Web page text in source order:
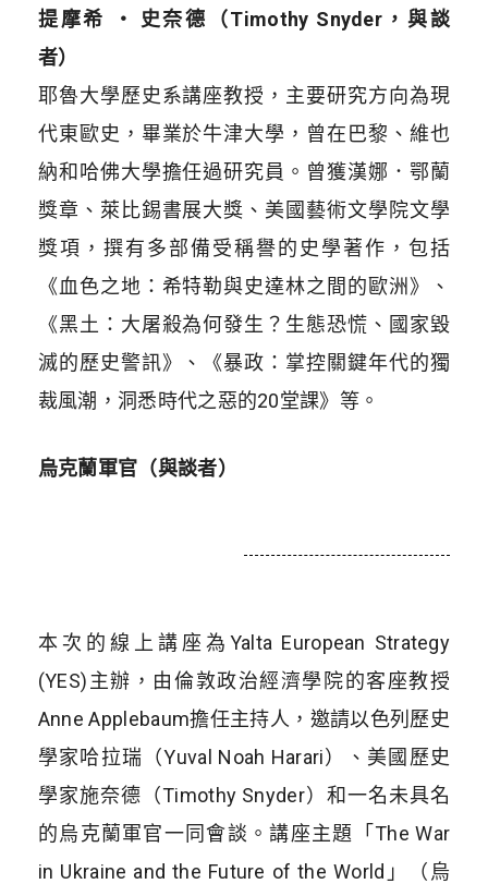
提摩希 ‧ 史奈德（Timothy Snyder，與談
者）
耶魯大學歷史系講座教授，主要研究方向為現
代東歐史，畢業於牛津大學，曾在巴黎、維也
納和哈佛大學擔任過研究員。曾獲漢娜．鄂蘭
獎章、萊比錫書展大獎、美國藝術文學院文學
獎項，撰有多部備受稱譽的史學著作，包括
《血色之地：希特勒與史達林之間的歐洲》、
《黑土：大屠殺為何發生？生態恐慌、國家毀
滅的歷史警訊》、《暴政：掌控關鍵年代的獨
裁風潮，洞悉時代之惡的20堂課》等。
烏克蘭軍官 （與談者）
本次的線上講座為Yalta European Strategy
(YES)主辦，由倫敦政治經濟學院的客座教授
Anne Applebaum擔任主持人，邀請以色列歷史
學家哈拉瑞（Yuval Noah Harari）、美國歷史
學家施奈德（Timothy Snyder）和一名未具名
的烏克蘭軍官一同會談。講座主題「The War
in Ukraine and the Future of the World」（烏